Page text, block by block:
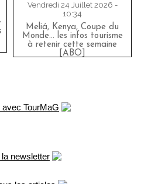
Vendredi 24 Juillet 2026 -
10:34
Meliá, Kenya, Coupe du
Monde… les infos tourisme
à retenir cette semaine
[ABO]